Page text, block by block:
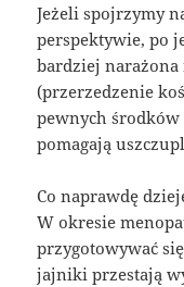
Jeżeli spojrzymy
perspektywie, po
bardziej
(przerzedzenie
pewnych środków
pomagają
Co naprawdę
W okresie
przygotowywać
jajniki przestają